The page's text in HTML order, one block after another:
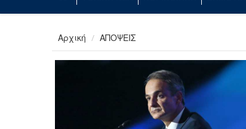
Αρχική ΑΠΟΨΕΙΣ